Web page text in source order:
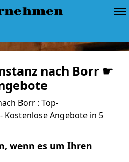
nach Borr ☛
Borr : Top-
Angebote in 5
wenn es um Ihren